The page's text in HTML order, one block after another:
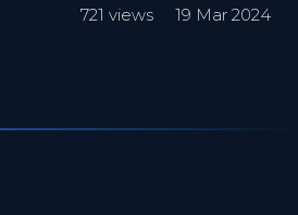
721 views
19 Mar 2024